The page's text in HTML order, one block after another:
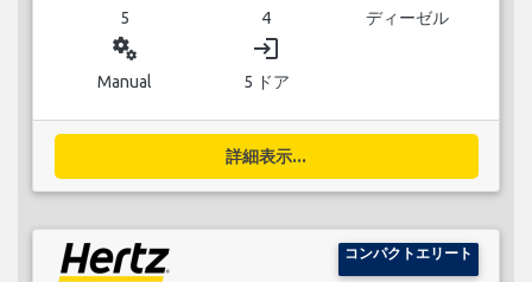
5 4 ディーゼル
miscellaneous_services
Manual
login
5 ドア
詳細表示...
コンパクトエリート